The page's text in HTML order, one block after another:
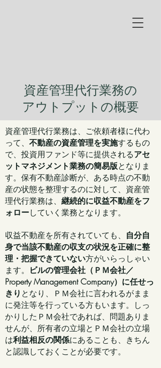
資産管理代行業務の
アウトプットの概要
資産管理代行業務は、ご依頼者様に代わ
って、 不動産の資産管理を実施するもの
で、投資用ファンド等に提供されるアセ
ットマネジメント業務の簡易版となりま
す。保有不動産診断が、ある時点の不動
産の状態を整理するのに対して、資産管
理代行業務は、 継続的に収益不動産をフ
ォローしていく業務となります。
収益不動産を所有されていても、 自分自
身で当該不動産の収支の状況を正確に整
理・把握できていない方がいらっしゃい
ます。
ビルの管理会社（ＰＭ会社／
Property Management Company）に任せっ
きり となり、ＰＭ会社に言われるがまま
に発注等を行っている方もいます。しっ
かりしたＰＭ会社であれば、問題ありま
せんが、所有者の立場とＰＭ会社の立場
は利益相反の関係にあることも、きちん
と認識しておくことが必要です。